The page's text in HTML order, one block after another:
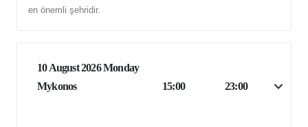
en önemli şehridir.
10 August 2026 Monday
Mykonos
15:00 23:00